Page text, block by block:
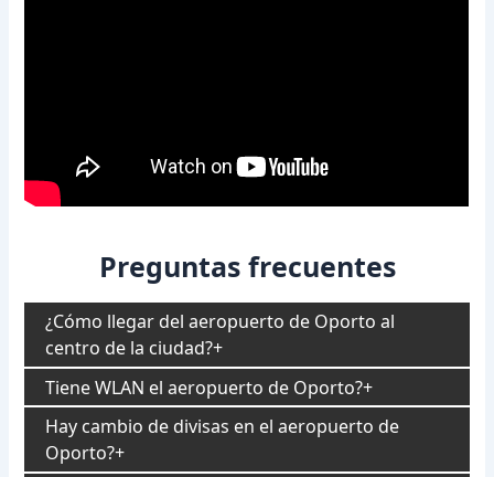
Preguntas frecuentes
¿Cómo llegar del aeropuerto de Oporto al
centro de la ciudad?
Tiene WLAN el aeropuerto de Oporto?
Hay cambio de divisas en el aeropuerto de
Oporto?